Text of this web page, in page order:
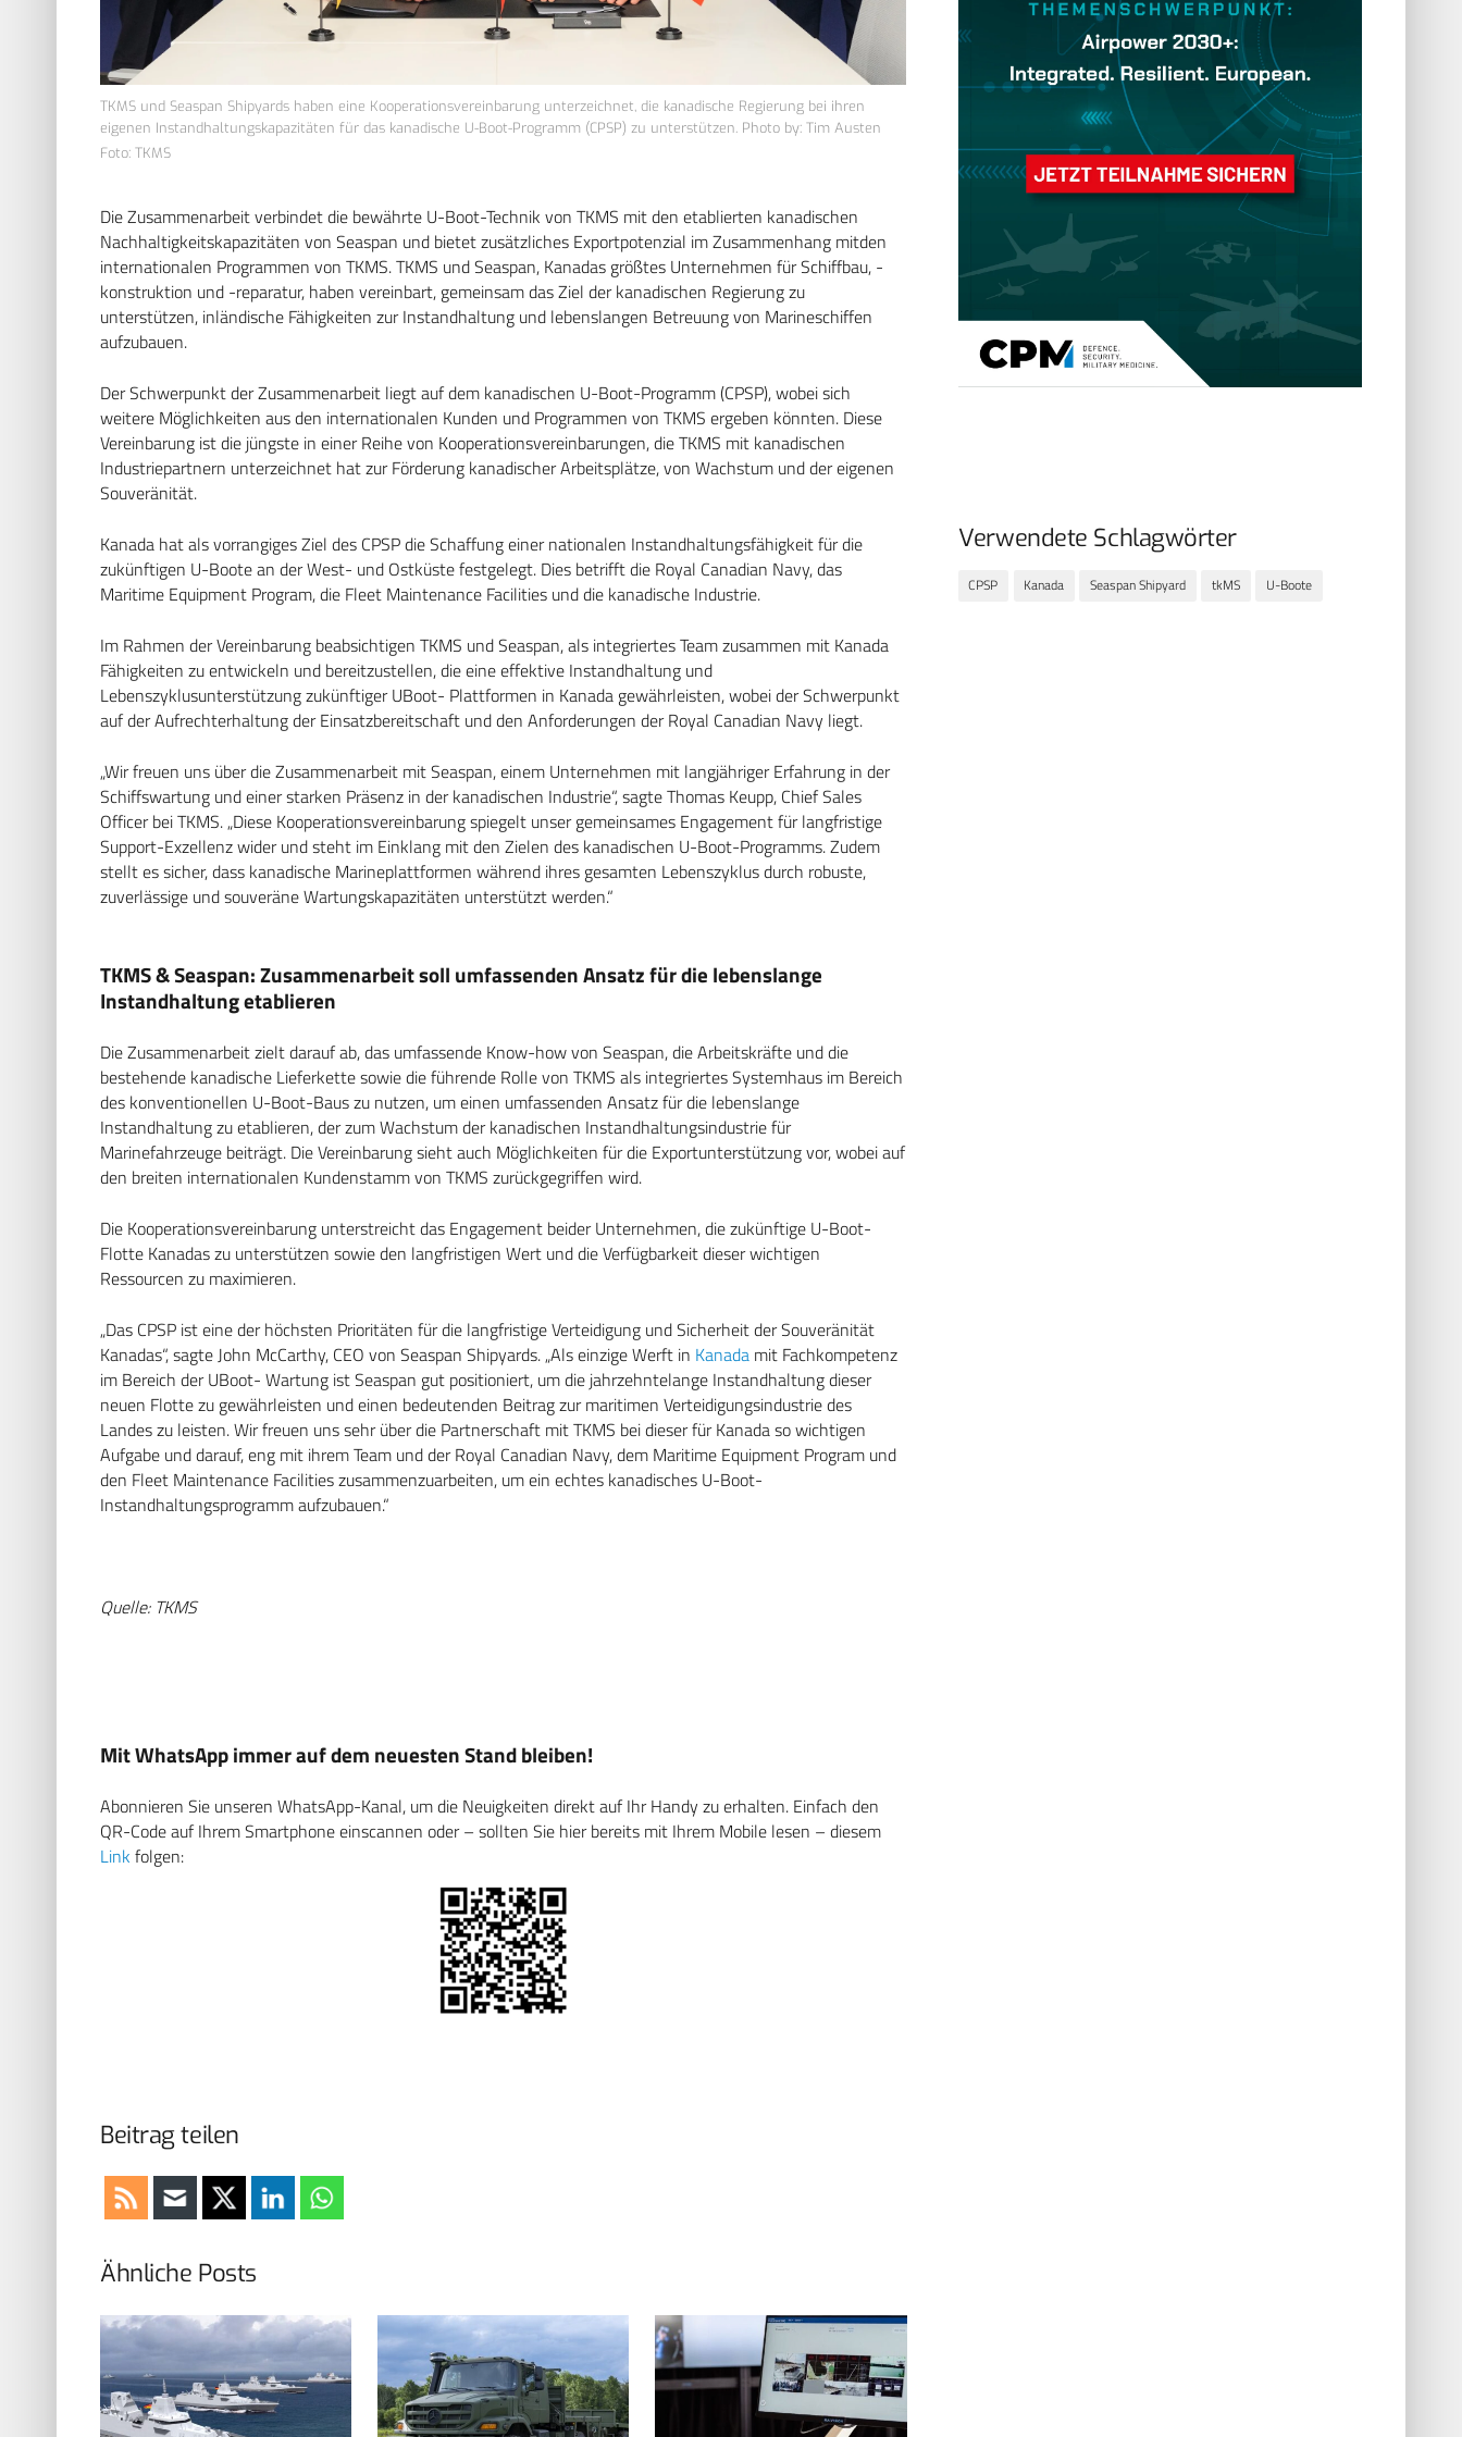
TKMS und Seaspan Shipyards haben eine Kooperationsvereinbarung unterzeichnet, die kanadische Regierung bei ihren
eigenen Instandhaltungskapazitäten für das kanadische U-Boot-Programm (CPSP) zu unterstützen. Photo by: Tim Austen
Foto: TKMS
Die Zusammenarbeit verbindet die bewährte U-Boot-Technik von TKMS mit den etablierten kanadischen
Nachhaltigkeitskapazitäten von Seaspan und bietet zusätzliches Exportpotenzial im Zusammenhang mitden
internationalen Programmen von TKMS. TKMS und Seaspan, Kanadas größtes Unternehmen für Schiffbau, -
konstruktion und -reparatur, haben vereinbart, gemeinsam das Ziel der kanadischen Regierung zu
unterstützen, inländische Fähigkeiten zur Instandhaltung und lebenslangen Betreuung von Marineschiffen
aufzubauen.
Der Schwerpunkt der Zusammenarbeit liegt auf dem kanadischen U-Boot-Programm (CPSP), wobei sich
weitere Möglichkeiten aus den internationalen Kunden und Programmen von TKMS ergeben könnten. Diese
Vereinbarung ist die jüngste in einer Reihe von Kooperationsvereinbarungen, die TKMS mit kanadischen
Industriepartnern unterzeichnet hat zur Förderung kanadischer Arbeitsplätze, von Wachstum und der eigenen
Souveränität.
Kanada hat als vorrangiges Ziel des CPSP die Schaffung einer nationalen Instandhaltungsfähigkeit für die
zukünftigen U-Boote an der West- und Ostküste festgelegt. Dies betrifft die Royal Canadian Navy, das
Maritime Equipment Program, die Fleet Maintenance Facilities und die kanadische Industrie.
Im Rahmen der Vereinbarung beabsichtigen TKMS und Seaspan, als integriertes Team zusammen mit Kanada
Fähigkeiten zu entwickeln und bereitzustellen, die eine effektive Instandhaltung und
Lebenszyklusunterstützung zukünftiger UBoot- Plattformen in Kanada gewährleisten, wobei der Schwerpunkt
auf der Aufrechterhaltung der Einsatzbereitschaft und den Anforderungen der Royal Canadian Navy liegt.
„Wir freuen uns über die Zusammenarbeit mit Seaspan, einem Unternehmen mit langjähriger Erfahrung in der
Schiffswartung und einer starken Präsenz in der kanadischen Industrie“, sagte Thomas Keupp, Chief Sales
Officer bei TKMS. „Diese Kooperationsvereinbarung spiegelt unser gemeinsames Engagement für langfristige
Support-Exzellenz wider und steht im Einklang mit den Zielen des kanadischen U-Boot-Programms. Zudem
stellt es sicher, dass kanadische Marineplattformen während ihres gesamten Lebenszyklus durch robuste,
zuverlässige und souveräne Wartungskapazitäten unterstützt werden.“
TKMS & Seaspan: Zusammenarbeit soll umfassenden Ansatz für die lebenslange
Instandhaltung etablieren
Die Zusammenarbeit zielt darauf ab, das umfassende Know-how von Seaspan, die Arbeitskräfte und die
bestehende kanadische Lieferkette sowie die führende Rolle von TKMS als integriertes Systemhaus im Bereich
des konventionellen U-Boot-Baus zu nutzen, um einen umfassenden Ansatz für die lebenslange
Instandhaltung zu etablieren, der zum Wachstum der kanadischen Instandhaltungsindustrie für
Marinefahrzeuge beiträgt. Die Vereinbarung sieht auch Möglichkeiten für die Exportunterstützung vor, wobei auf
den breiten internationalen Kundenstamm von TKMS zurückgegriffen wird.
Die Kooperationsvereinbarung unterstreicht das Engagement beider Unternehmen, die zukünftige U-Boot-
Flotte Kanadas zu unterstützen sowie den langfristigen Wert und die Verfügbarkeit dieser wichtigen
Ressourcen zu maximieren.
„Das CPSP ist eine der höchsten Prioritäten für die langfristige Verteidigung und Sicherheit der Souveränität
Kanadas“, sagte John McCarthy, CEO von Seaspan Shipyards. „Als einzige Werft in Kanada mit Fachkompetenz
im Bereich der UBoot- Wartung ist Seaspan gut positioniert, um die jahrzehntelange Instandhaltung dieser
neuen Flotte zu gewährleisten und einen bedeutenden Beitrag zur maritimen Verteidigungsindustrie des
Landes zu leisten. Wir freuen uns sehr über die Partnerschaft mit TKMS bei dieser für Kanada so wichtigen
Aufgabe und darauf, eng mit ihrem Team und der Royal Canadian Navy, dem Maritime Equipment Program und
den Fleet Maintenance Facilities zusammenzuarbeiten, um ein echtes kanadisches U-Boot-
Instandhaltungsprogramm aufzubauen.“
Quelle: TKMS
Mit WhatsApp immer auf dem neuesten Stand bleiben!
Abonnieren Sie unseren WhatsApp-Kanal, um die Neuigkeiten direkt auf Ihr Handy zu erhalten. Einfach den
QR-Code auf Ihrem Smartphone einscannen oder – sollten Sie hier bereits mit Ihrem Mobile lesen – diesem
Link folgen:
Beitrag teilen
Verwendete Schlagwörter
CPSP Kanada Seaspan Shipyard tkMS U-Boote
Ähnliche Posts